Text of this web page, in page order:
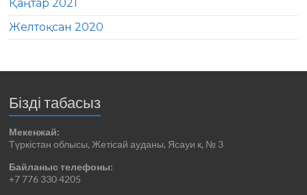
Қаңтар 2021
Желтоқсан 2020
Бізді табасыз
Мекенжай:
Түркістан облысы, Жетісай ауданы, Ясауи к, № 3
Байланыс телефоны:
+7 776 330 4205